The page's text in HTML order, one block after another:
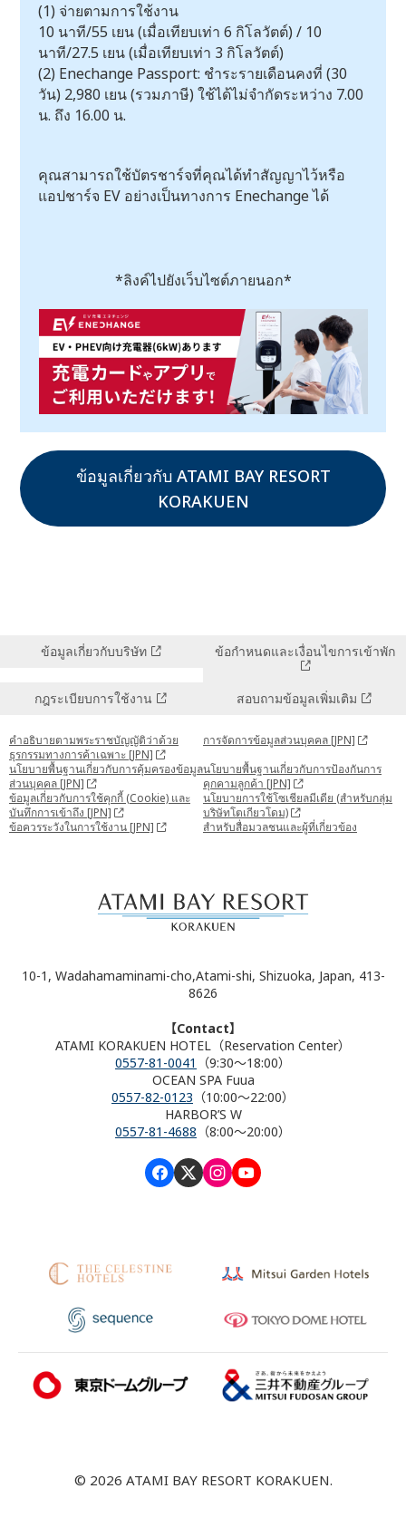
(1) จ่ายตามการใช้งาน
10 นาที/55 เยน (เมื่อเทียบเท่า 6 กิโลวัตต์) / 10
นาที/27.5 เยน (เมื่อเทียบเท่า 3 กิโลวัตต์)
(2) Enechange Passport: ชำระรายเดือนคงที่ (30
วัน) 2,980 เยน (รวมภาษี) ใช้ได้ไม่จำกัดระหว่าง 7.00
น. ถึง 16.00 น.
คุณสามารถใช้บัตรชาร์จที่คุณได้ทำสัญญาไว้หรือ
แอปชาร์จ EV อย่างเป็นทางการ Enechange ได้
*ลิงค์ไปยังเว็บไซต์ภายนอก*
ข้อมูลเกี่ยวกับ ATAMI BAY RESORT
KORAKUEN
ข้อมูลเกี่ยวกับบริษัท ข้อกำหนดและเงื่อนไขการเข้าพัก
กฎระเบียบการใช้งาน สอบถามข้อมูลเพิ่มเติม
คำอธิบายตามพระราชบัญญัติว่าด้วย
ธุรกรรมทางการค้าเฉพาะ [JPN]
การจัดการข้อมูลส่วนบุคคล [JPN]
นโยบายพื้นฐานเกี่ยวกับการคุ้มครองข้อมูล
ส่วนบุคคล [JPN]
นโยบายพื้นฐานเกี่ยวกับการป้องกันการ
คุกคามลูกค้า [JPN]
ข้อมูลเกี่ยวกับการใช้คุกกี้ (Cookie) และ
บันทึกการเข้าถึง [JPN]
นโยบายการใช้โซเชียลมีเดีย (สำหรับกลุ่ม
บริษัทโตเกียวโดม)
ข้อควรระวังในการใช้งาน [JPN]
สำหรับสื่อมวลชนและผู้ที่เกี่ยวข้อง
10-1, Wadahamaminami-cho,Atami-shi, Shizuoka, Japan, 413-
8626
【Contact】
ATAMI KORAKUEN HOTEL（Reservation Center）
0557-81-0041
（9:30～18:00）
OCEAN SPA Fuua
0557-82-0123 （10:00～22:00）
HARBOR’S W
0557-81-4688 （8:00～20:00）
© 2026 ATAMI BAY RESORT KORAKUEN.